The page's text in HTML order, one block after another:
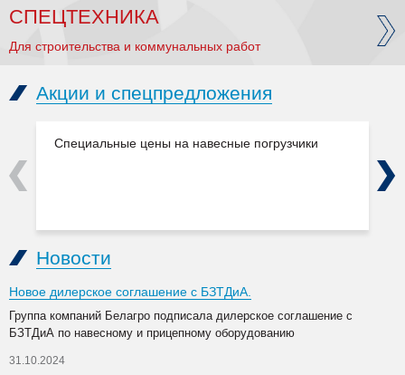
СПЕЦТЕХНИКА
Для строительства и коммунальных работ
Акции и спецпредложения
Специальные цены на навесные погрузчики
Previous Next
Новости
Новое дилерское соглашение с БЗТДиА.
Группа компаний Белагро подписала дилерское соглашение с
БЗТДиА по навесному и прицепному оборудованию
31.10.2024